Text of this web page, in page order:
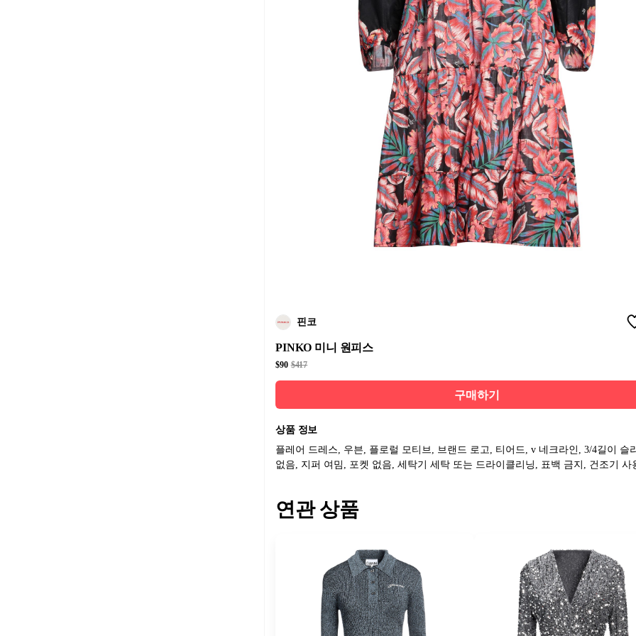
핀코
PINKO 미니 원피스
$90 $417
구매하기
상품 정보
플레어 드레스, 우븐, 플로럴 모티브, 브랜드 로고, 티어드, v 네크라인, 3/4길이 슬
없음, 지퍼 여밈, 포켓 없음, 세탁기 세탁 또는 드라이클리닝, 표백 금지, 건조기 사
연관 상품